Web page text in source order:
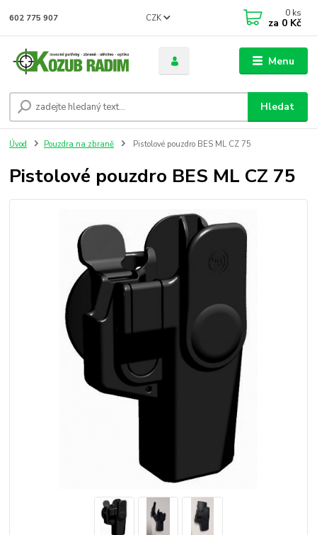
Menu
CZK
Hledat
602 775 907 0 ks
za 0 Kč
Úvod Pouzdra na zbraně Pistolové pouzdro BES ML CZ 75
Pistolové pouzdro BES ML CZ 75